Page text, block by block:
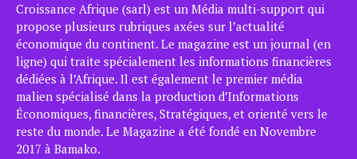
Croissance Afrique (sarl) est un Média multi-support qui
propose plusieurs rubriques axées sur l’actualité
économique du continent. Le magazine est un journal (en
ligne) qui traite spécialement les informations financières
dédiées à l’Afrique. Il est également le premier média
malien spécialisé dans la production d’Informations
Économiques, financières, Stratégiques, et orienté vers le
reste du monde. Le Magazine a été fondé en Novembre
2017 à Bamako.